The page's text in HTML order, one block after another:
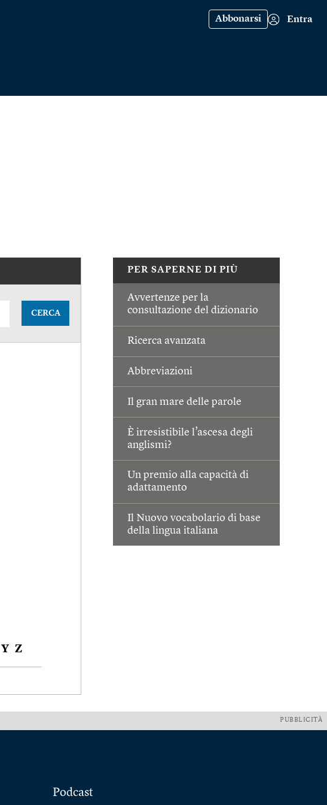
Abbonarsi Entra
PER SAPERNE DI PIÙ
Avvertenze per la
consultazione del dizionario
Ricerca avanzata
Abbreviazioni
Il gran mare delle parole
È irresistibile l’ascesa degli
anglismi?
Un premio alla capacità di
adattamento
Il Nuovo vocabolario di base
della lingua italiana
CERCA
Y Z
PUBBLICITÀ
Podcast